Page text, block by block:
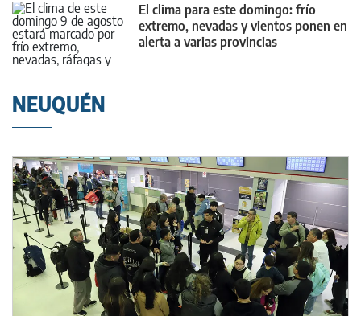
El clima para este domingo: frío
extremo, nevadas y vientos ponen en
alerta a varias provincias
NEUQUÉN